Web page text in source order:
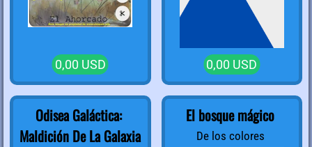
0,00 USD 0,00 USD
Odisea Galáctica:
Maldición De La Galaxia
El bosque mágico
De los colores